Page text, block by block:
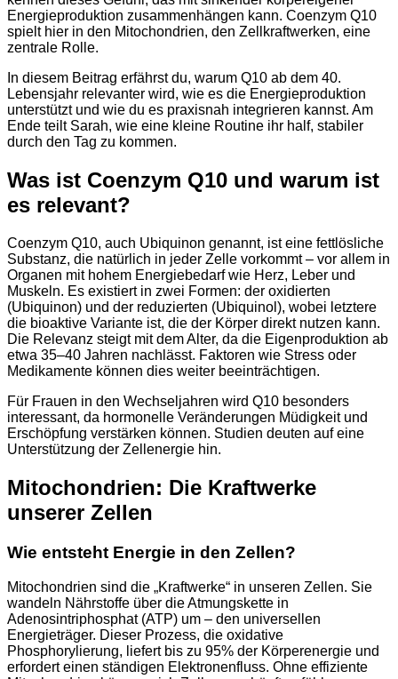
Energieproduktion zusammenhängen kann. Coenzym Q10
spielt hier in den Mitochondrien, den Zellkraftwerken, eine
zentrale Rolle.
In diesem Beitrag erfährst du, warum Q10 ab dem 40.
Lebensjahr relevanter wird, wie es die Energieproduktion
unterstützt und wie du es praxisnah integrieren kannst. Am
Ende teilt Sarah, wie eine kleine Routine ihr half, stabiler
durch den Tag zu kommen.
Was ist Coenzym Q10 und warum ist
es relevant?
Coenzym Q10, auch Ubiquinon genannt, ist eine fettlösliche
Substanz, die natürlich in jeder Zelle vorkommt – vor allem in
Organen mit hohem Energiebedarf wie Herz, Leber und
Muskeln. Es existiert in zwei Formen: der oxidierten
(Ubiquinon) und der reduzierten (Ubiquinol), wobei letztere
die bioaktive Variante ist, die der Körper direkt nutzen kann.
Die Relevanz steigt mit dem Alter, da die Eigenproduktion ab
etwa 35–40 Jahren nachlässt. Faktoren wie Stress oder
Medikamente können dies weiter beeinträchtigen.
Für Frauen in den Wechseljahren wird Q10 besonders
interessant, da hormonelle Veränderungen Müdigkeit und
Erschöpfung verstärken können. Studien deuten auf eine
Unterstützung der Zellenergie hin.
Mitochondrien: Die Kraftwerke
unserer Zellen
Wie entsteht Energie in den Zellen?
Mitochondrien sind die „Kraftwerke“ in unseren Zellen. Sie
wandeln Nährstoffe über die Atmungskette in
Adenosintriphosphat (ATP) um – den universellen
Energieträger. Dieser Prozess, die oxidative
Phosphorylierung, liefert bis zu 95% der Körperenergie und
erfordert einen ständigen Elektronenfluss. Ohne effiziente